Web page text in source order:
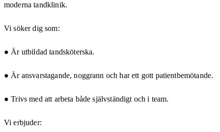
moderna tandklinik.
Vi söker dig som:
● Är utbildad tandsköterska.
● Är ansvarstagande, noggrann och har ett gott patientbemötande.
● Trivs med att arbeta både självständigt och i team.
Vi erbjuder: